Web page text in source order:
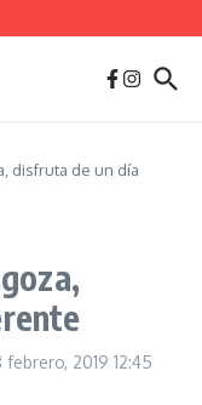
Luis Buñuel: tu oasis
de Zaragoza 2025-
disfruta de un día
febrero, 2019 12:45